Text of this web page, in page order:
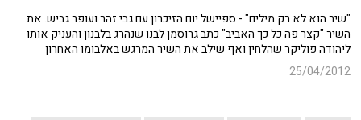
"שיר הוא לא רק מילים" - ספיישל יום הזיכרון עם גבי זהר ועופר גביש. את
השיר "קצר פה כל כך האביב" כתב גרוסמן לבנו שנהרג בלבנון והעניק אותו
ליהודה פוליקר שהלחין ואף שילב את השיר המרגש באלבומו האחרון
25/04/2012